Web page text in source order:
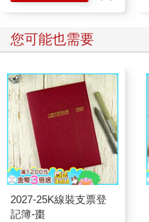
您可能也需要
2027-25K線裝支票登
記簿-棗